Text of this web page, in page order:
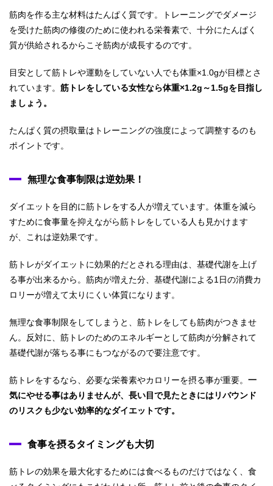
筋肉を作る主な材料はたんぱく質です。トレーニングでダメージ
を受けた筋肉の修復のために使われる栄養素で、十分にたんぱく
質が供給されるからこそ筋肉が成長するのです。
目安として筋トレや運動をしていない人でも体重×1.0gが目標とさ
れています。 筋トレをしている女性なら体重×1.2g～1.5gを目指し
ましょう。
たんぱく質の摂取量はトレーニングの強度によって調整するのも
ポイントです。
無理な食事制限は逆効果！
ダイエットを目的に筋トレをする人が増えています。体重を減ら
すために食事量を抑えながら筋トレをしている人も見かけます
が、これは逆効果です。
筋トレがダイエットに効果的だとされる理由は、基礎代謝を上げ
る事が出来るから。筋肉が増えた分、基礎代謝による1日の消費カ
ロリーが増えて太りにくい体質になります。
無理な食事制限をしてしまうと、筋トレをしても筋肉がつきませ
ん。反対に、筋トレのためのエネルギーとして筋肉が分解されて
基礎代謝が落ちる事にもつながるので要注意です。
筋トレをするなら、必要な栄養素やカロリーを摂る事が重要。 一
気にやせる事はありませんが、長い目で見たときにはリバウンド
のリスクも少ない効率的なダイエットです。
食事を摂るタイミングも大切
筋トレの効果を最大化するためには食べるものだけではなく、食